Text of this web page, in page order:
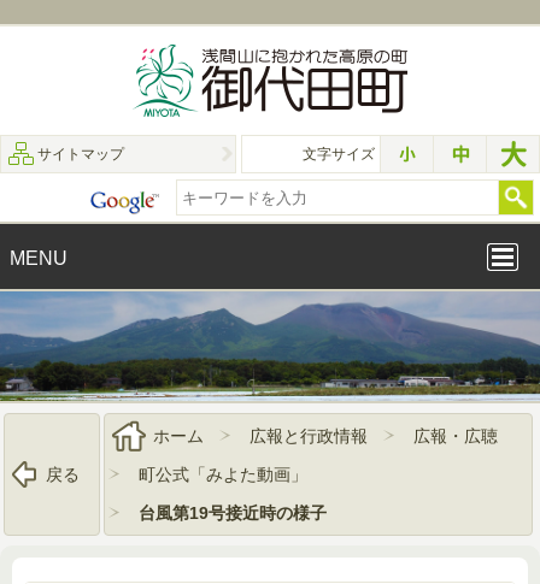
サイトマップ 文字サイズ
MENU
戻る
ホーム 広報と行政情報
広報・広聴
町公式「みよた動画」
台風第19号接近時の様子